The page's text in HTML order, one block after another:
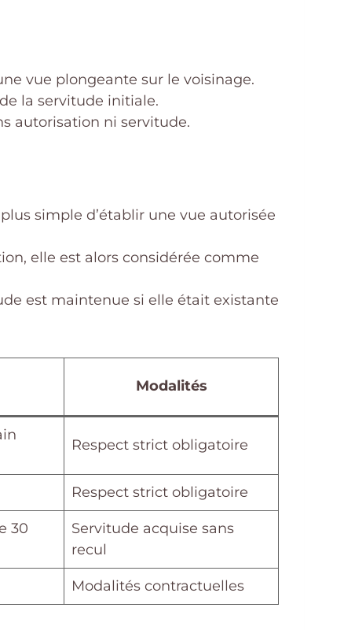
vue plongeante sur le voisinage.
la servitude initiale.
autorisation ni servitude.
simple d’établir une vue autorisée
elle est alors considérée comme
est maintenue si elle était existante
Modalités
Respect strict obligatoire
Respect strict obligatoire
30
Servitude acquise sans
recul
Modalités contractuelles